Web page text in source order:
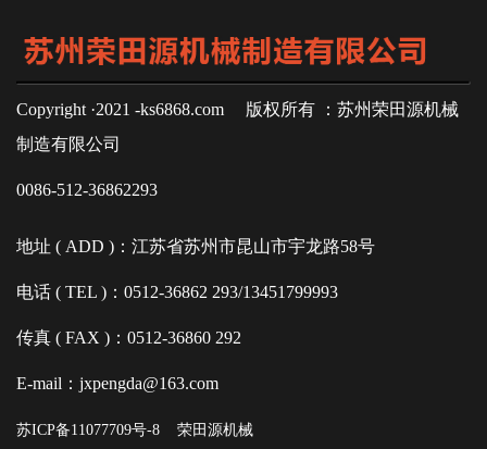
Copyright ·2021 -ks6868.com 版权所有 ：苏州荣田源机械
制造有限公司
0086-512-36862293
地址 ( ADD )：江苏省苏州市昆山市宇龙路58号
电话 ( TEL )：0512-36862 293/13451799993
传真 ( FAX )：0512-36860 292
E-mail：jxpengda@163.com
苏ICP备11077709号-8 荣田源机械